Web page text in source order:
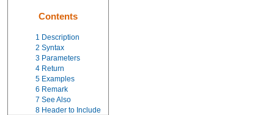
Contents
1 Description
2 Syntax
3 Parameters
4 Return
5 Examples
6 Remark
7 See Also
8 Header to Include